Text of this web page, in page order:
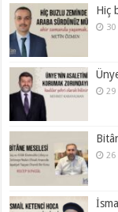
Hiç
29
26